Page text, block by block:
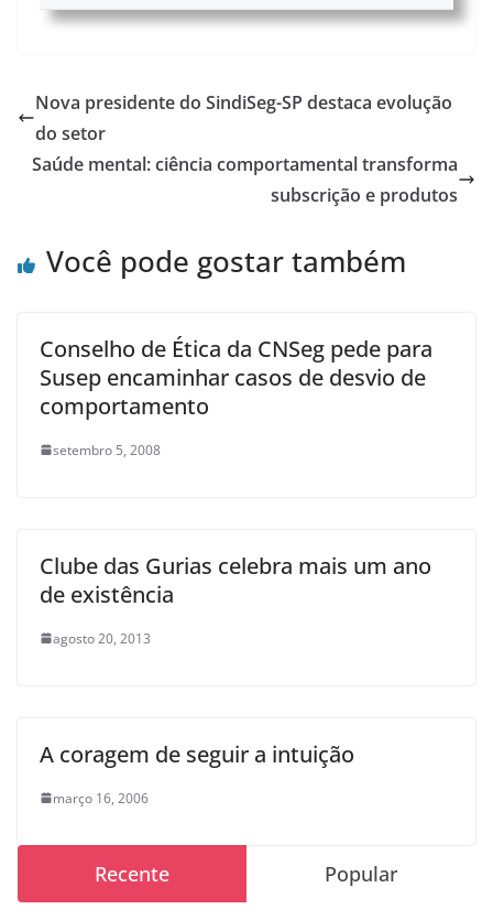
Nova presidente do SindiSeg-SP destaca evolução
do setor
Saúde mental: ciência comportamental transforma
subscrição e produtos
Você pode gostar também
Conselho de Ética da CNSeg pede para
Susep encaminhar casos de desvio de
comportamento
setembro 5, 2008
Clube das Gurias celebra mais um ano
de existência
agosto 20, 2013
A coragem de seguir a intuição
março 16, 2006
Recente Popular